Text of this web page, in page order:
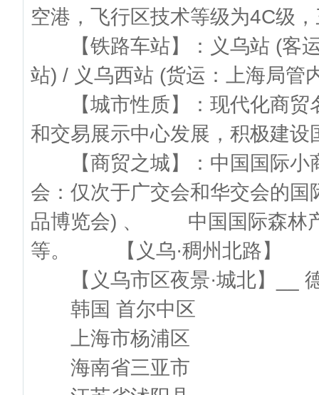
空港，飞行区技术等级为4C级
【铁路车站】：义乌站 (客运
站) / 义乌西站 (货运：上海局管
【城市性质】：现代化商贸
和交易展示中心发展，积极建设
【商贸之城】：中国国际小
会：仅次于广交会和华交会的
品博览会) 、 中国国际森林产
等。 【义乌·稠州北路】
【义乌市区夜景·城北】__
韩国 首尔中区
上海市杨浦区
海南省三亚市